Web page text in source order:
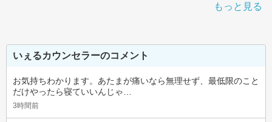
もっと見る
いぇるカウンセラーのコメント
お気持ちわかります。あたまが痛いなら無理せず、最低限のこと
だけやったら寝ていいんじゃ…
3時間前